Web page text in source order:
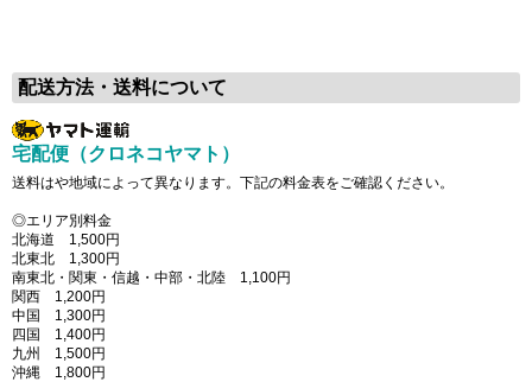
配送方法・送料について
宅配便（クロネコヤマト）
送料はや地域によって異なります。下記の料金表をご確認ください。
◎エリア別料金
北海道 1,500円
北東北 1,300円
南東北・関東・信越・中部・北陸 1,100円
関西 1,200円
中国 1,300円
四国 1,400円
九州 1,500円
沖縄 1,800円